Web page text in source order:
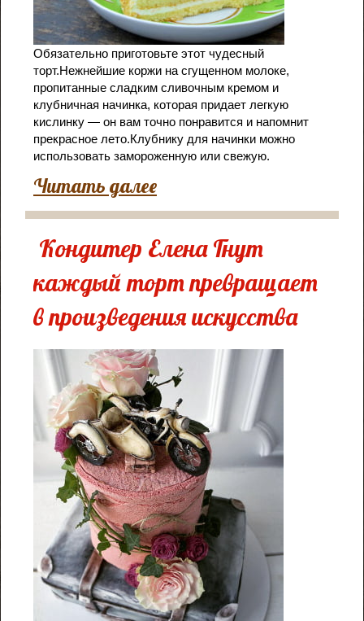
Обязательно приготовьте этот чудесный
торт.Нежнейшие коржи на сгущенном молоке,
пропитанные сладким сливочным кремом и
клубничная начинка, которая придает легкую
кислинку — он вам точно понравится и напомнит
прекрасное лето.Клубнику для начинки можно
использовать замороженную или свежую.
Читать далее
Кондитер Елена Гнут
каждый торт превращает
в произведения искусства